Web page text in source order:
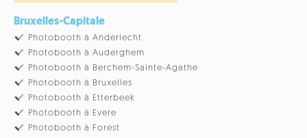
Bruxelles-Capitale
Photobooth à Anderlecht
Photobooth à Auderghem
Photobooth à Berchem-Sainte-Agathe
Photobooth à Bruxelles
Photobooth à Etterbeek
Photobooth à Evere
Photobooth à Forest